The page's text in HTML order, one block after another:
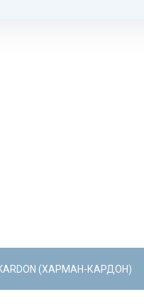
(ХАРМАН-КАРДОН)